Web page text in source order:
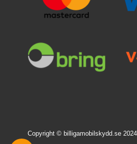
Copyright © billigamobilskydd.se